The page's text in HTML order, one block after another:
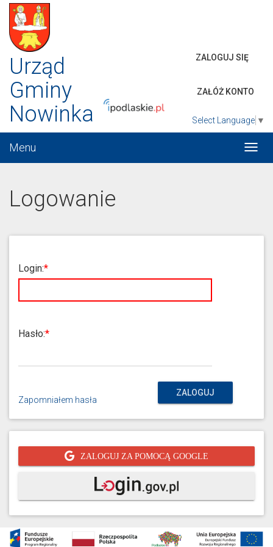
Urząd
Gminy
Nowinka
ZALOGUJ SIĘ
ZAŁÓŻ KONTO
Select Language ▼
Menu
Logowanie
Login:
Hasło:
Zapomniałem hasła
ZALOGUJ
ZALOGUJ ZA POMOCĄ GOOGLE